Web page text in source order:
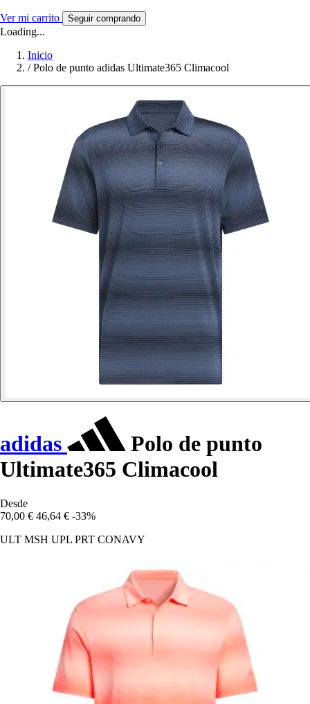
Ver mi carrito Seguir comprando
Loading...
Inicio
/ Polo de punto adidas Ultimate365 Climacool
adidas
Polo de punto
Ultimate365 Climacool
Desde
70,00 € 46,64 € -33%
ULT MSH UPL PRT CONAVY